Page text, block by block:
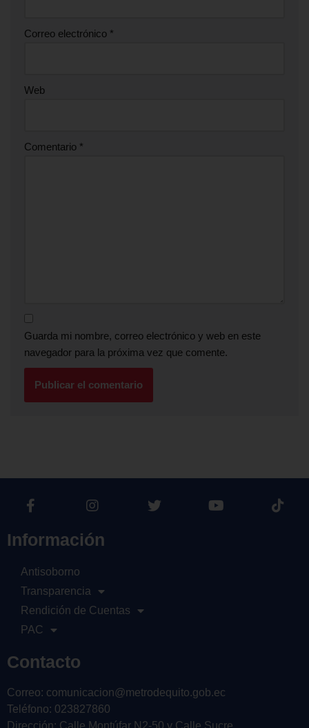
Correo electrónico *
Web
Comentario *
Guarda mi nombre, correo electrónico y web en este
navegador para la próxima vez que comente.
Información
Antisoborno
Transparencia
Rendición de Cuentas
PAC
Contacto
Correo: comunicacion@metrodequito.gob.ec
Teléfono: 023827860
Dirección: Calle Montúfar N2-50 y Calle Sucre